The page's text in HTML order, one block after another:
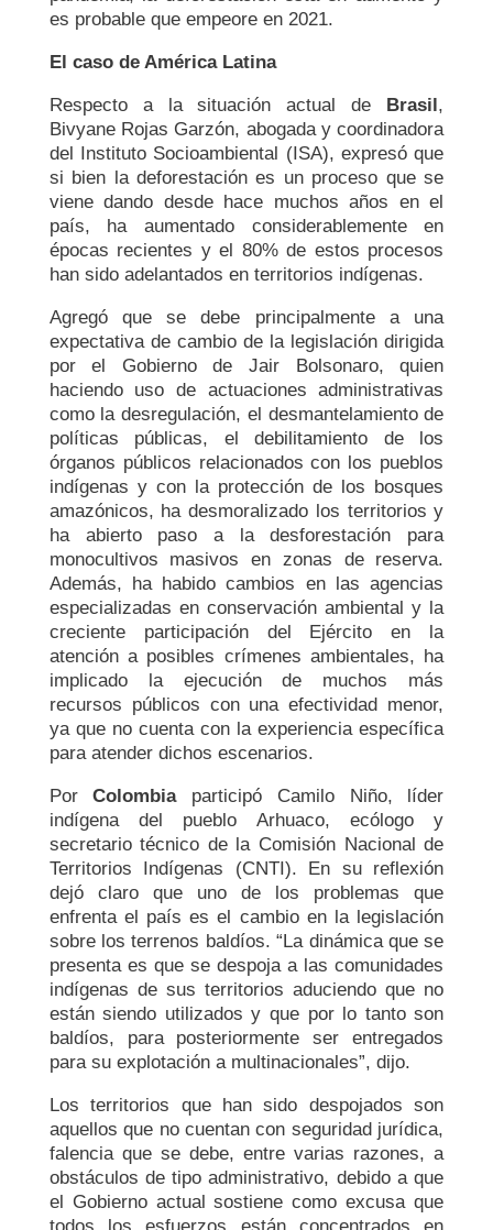
es probable que empeore en 2021.
El caso de América Latina
Respecto a la situación actual de Brasil,
Bivyane Rojas Garzón, abogada y coordinadora
del Instituto Socioambiental (ISA), expresó que
si bien la deforestación es un proceso que se
viene dando desde hace muchos años en el
país, ha aumentado considerablemente en
épocas recientes y el 80% de estos procesos
han sido adelantados en territorios indígenas.
Agregó que se debe principalmente a una
expectativa de cambio de la legislación dirigida
por el Gobierno de Jair Bolsonaro, quien
haciendo uso de actuaciones administrativas
como la desregulación, el desmantelamiento de
políticas públicas, el debilitamiento de los
órganos públicos relacionados con los pueblos
indígenas y con la protección de los bosques
amazónicos, ha desmoralizado los territorios y
ha abierto paso a la desforestación para
monocultivos masivos en zonas de reserva.
Además, ha habido cambios en las agencias
especializadas en conservación ambiental y la
creciente participación del Ejército en la
atención a posibles crímenes ambientales, ha
implicado la ejecución de muchos más
recursos públicos con una efectividad menor,
ya que no cuenta con la experiencia específica
para atender dichos escenarios.
PorColombia participó Camilo Niño, líder
indígena del pueblo Arhuaco, ecólogo y
secretario técnico de la Comisión Nacional de
Territorios Indígenas (CNTI). En su reflexión
dejó claro que uno de los problemas que
enfrenta el país es el cambio en la legislación
sobre los terrenos baldíos. “La dinámica que se
presenta es que se despoja a las comunidades
indígenas de sus territorios aduciendo que no
están siendo utilizados y que por lo tanto son
baldíos, para posteriormente ser entregados
para su explotación a multinacionales”, dijo.
Los territorios que han sido despojados son
aquellos que no cuentan con seguridad jurídica,
falencia que se debe, entre varias razones, a
obstáculos de tipo administrativo, debido a que
el Gobierno actual sostiene como excusa que
todos los esfuerzos están concentrados en